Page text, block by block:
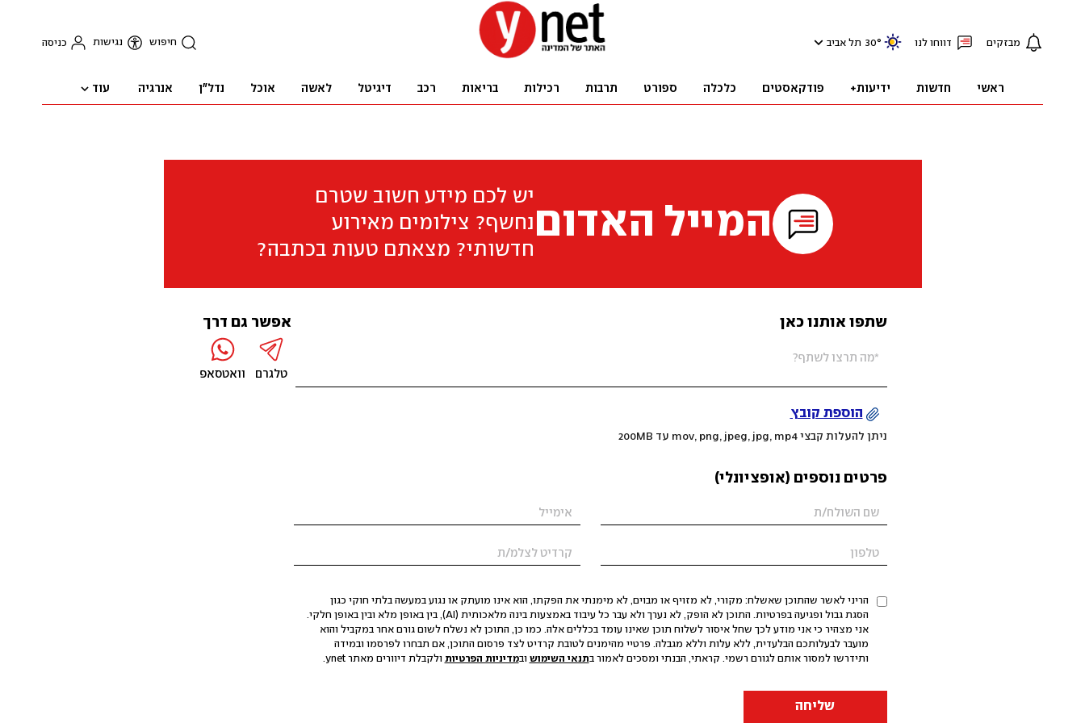
מבזקים דווחו לנו 30° תל אביב חיפוש נגישות כניסה
ראשי חדשות ידיעות+ פודקאסטים כלכלה ספורט תרבות רכילות בריאות רכב דיגיטל לאשה אוכל נדל"ן אנרגיה עוד
המייל האדום
יש לכם מידע חשוב שטרם
נחשף? צילומים מאירוע
חדשותי? מצאתם טעות בכתבה?
שתפו אותנו כאן
הוספת קובץ
ניתן להעלות קבצי mov, png, jpeg, jpg, mp4 עד 200MB
פרטים נוספים (אופציונלי)
הריני לאשר שהתוכן שאשלח: מקורי, לא מזויף או מבוים, לא מימנתי את הפקתו, הוא אינו מועתק או נגוע במעשה בלתי חוקי כגון
הסגת גבול ופגיעה בפרטיות. התוכן לא הופק, לא נערך ולא עבר כל עיבוד באמצעות בינה מלאכותית (AI), בין באופן מלא ובין באופן חלקי.
אני מצהיר כי אני מודע לכך שחל איסור לשלוח תוכן שאינו עומד בכללים אלה. כמו כן, התוכן לא נשלח לשום גורם אחר במקביל והוא
מועבר לבעלותכם הבלעדית, ללא עלות וללא מגבלה. פרטיי מהימנים לטובת קרדיט לצד פרסום התוכן, אם תבחרו לפרסמו ובמידה
ותידרשו למסור אותם לגורם רשמי. קראתי, הבנתי ומסכים לאמור בתנאי השימוש ובמדיניות הפרטיות ולקבלת דיוורים מאתר ynet.
שליחה
אפשר גם דרך
טלגרם וואטסאפ